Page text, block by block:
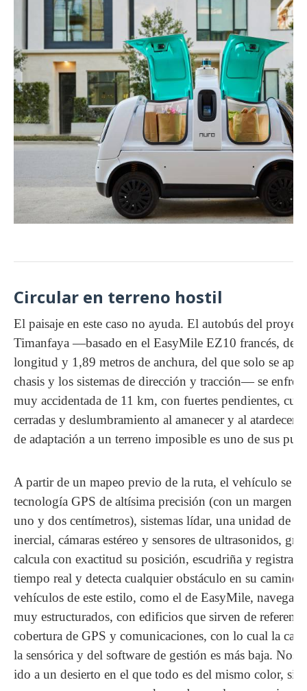
Circular en terreno hostil
El paisaje en este caso no ayuda. El autobús del
Timanfaya —basado en el EasyMile EZ10 francés, de
longitud y 1,89 metros de anchura, del que solo se
chasis y los sistemas de dirección y tracción— se
muy accidentada de 11 km, con fuertes pendientes,
cerradas y deslumbramiento al amanecer y al atardecer.
de adaptación a un terreno imposible es uno de sus
A partir de un mapeo previo de la ruta, el vehículo se
tecnología GPS de altísima precisión (con un margen
uno y dos centímetros), sistemas lídar, una unidad de
inercial, cámaras estéreo y sensores de ultrasonidos,
calcula con exactitud su posición, escudriña y registra
tiempo real y detecta cualquier obstáculo en su camino.
vehículos de este estilo, como el de EasyMile, navegan
muy estructurados, con edificios que sirven de
cobertura de GPS y comunicaciones, con lo cual la
la sensórica y del software de gestión es más baja.
ido a un desierto en el que todo es del mismo color, sin